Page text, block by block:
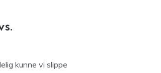
kunne vi slippe